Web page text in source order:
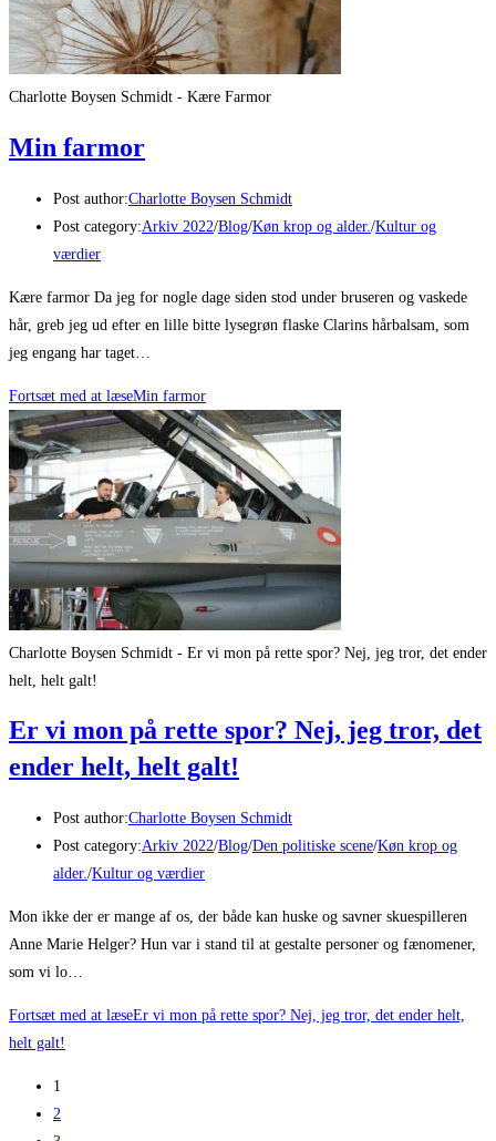
Charlotte Boysen Schmidt - Kære Farmor
Min farmor
Post author:Charlotte Boysen Schmidt
Post category:Arkiv 2022/Blog/Køn krop og alder. /Kultur og
værdier
Kære farmor Da jeg for nogle dage siden stod under bruseren og vaskede
hår, greb jeg ud efter en lille bitte lysegrøn flaske Clarins hårbalsam, som
jeg engang har taget…
Fortsæt med at læseMin farmor
Charlotte Boysen Schmidt - Er vi mon på rette spor? Nej, jeg tror, det ender
helt, helt galt!
Er vi mon på rette spor? Nej, jeg tror, det
ender helt, helt galt!
Post author:Charlotte Boysen Schmidt
Post category:Arkiv 2022/Blog/Den politiske scene/Køn krop og
alder. /Kultur og værdier
Mon ikke der er mange af os, der både kan huske og savner skuespilleren
Anne Marie Helger? Hun var i stand til at gestalte personer og fænomener,
som vi lo…
Fortsæt med at læseEr vi mon på rette spor? Nej, jeg tror, det ender helt,
helt galt!
1
2